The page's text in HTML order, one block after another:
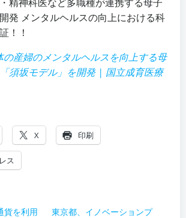
発 メンタルヘルスの向上における科
！！
の産婦のメンタルヘルスを向上する母
須坂モデル」を開発 | 国立成育医療
X 印刷
ス
貨を利用
東京都、イノベーションプ